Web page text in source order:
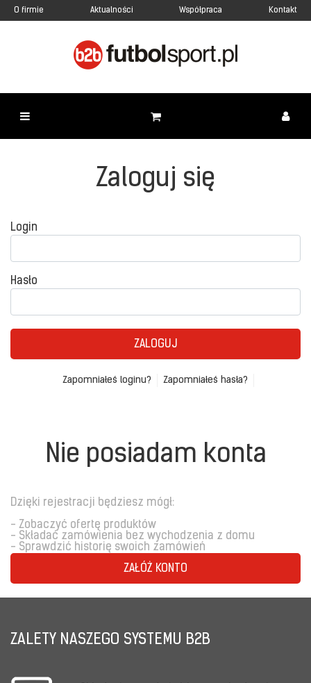
O firmie Aktualności Współpraca Kontakt
Zaloguj się
Login
Hasło
ZALOGUJ
Zapomniałeś loginu? Zapomniałeś hasła?
Nie posiadam konta
Dzięki rejestracji będziesz mógł:
- Zobaczyć ofertę produktów
- Składać zamówienia bez wychodzenia z domu
- Sprawdzić historię swoich zamówień
ZAŁÓŻ KONTO
ZALETY NASZEGO SYSTEMU B2B